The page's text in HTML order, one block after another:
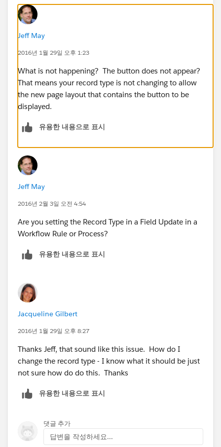
Jeff May
2016년 1월 29일 오후 1:23
What is not happening? The button does not appear?
That means your record type is not changing to allow
the new page layout that contains the button to be
displayed.
유용한 내용으로 표시
Jeff May
2016년 2월 3일 오전 4:54
Are you setting the Record Type in a Field Update in a
Workflow Rule or Process?
유용한 내용으로 표시
Jacqueline Gilbert
2016년 1월 29일 오후 8:27
Thanks Jeff, that sound like this issue. How do I
change the record type - I know what it should be just
not sure how do do this. Thanks
유용한 내용으로 표시
댓글 추가
답변을 작성하세요...